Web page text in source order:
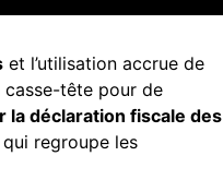
et l’utilisation accrue de
tête pour de
la déclaration fiscale des
regroupe les